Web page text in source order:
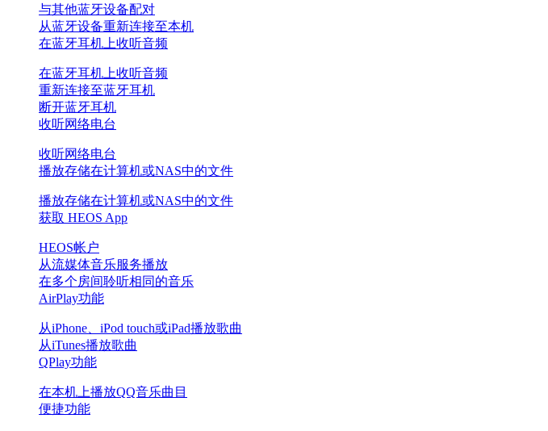
与其他蓝牙设备配对
从蓝牙设备重新连接至本机
在蓝牙耳机上收听音频
在蓝牙耳机上收听音频
重新连接至蓝牙耳机
断开蓝牙耳机
收听网络电台
收听网络电台
播放存储在计算机或NAS中的文件
播放存储在计算机或NAS中的文件
获取 HEOS App
HEOS帐户
从流媒体音乐服务播放
在多个房间聆听相同的音乐
AirPlay功能
从iPhone、iPod touch或iPad播放歌曲
从iTunes播放歌曲
QPlay功能
在本机上播放QQ音乐曲目
便捷功能